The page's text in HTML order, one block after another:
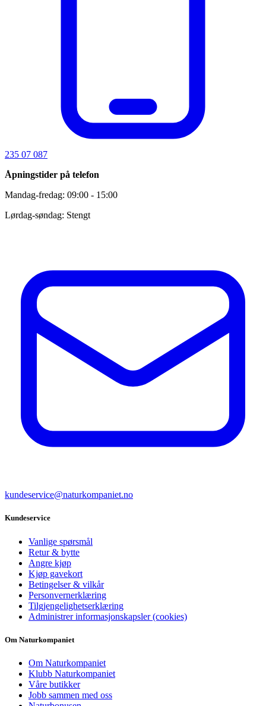
235 07 087
Åpningstider på telefon
Mandag-fredag: 09:00 - 15:00
Lørdag-søndag: Stengt
kundeservice@naturkompaniet.no
Kundeservice
Vanlige spørsmål
Retur & bytte
Angre kjøp
Kjøp gavekort
Betingelser & vilkår
Personvernerklæring
Tilgjengelighetserklæring
Administrer informasjonskapsler (cookies)
Om Naturkompaniet
Om Naturkompaniet
Klubb Naturkompaniet
Våre butikker
Jobb sammen med oss